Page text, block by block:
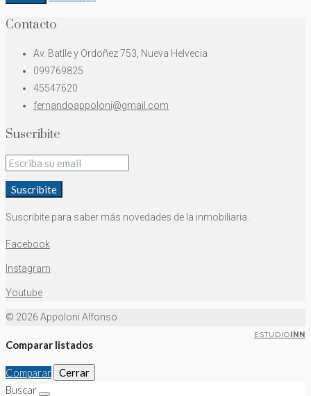
Contacto
Av. Batlle y Ordoñez 753, Nueva Helvecia
099769825
45547620
fernandoappoloni@gmail.com
Suscribite
Suscribite
Suscribite para saber más novedades de la inmobiliaria.
Facebook
Instagram
Youtube
© 2026 Appoloni Alfonso
ESTUDIOINN
Comparar listados
Comparar
Cerrar
Buscar